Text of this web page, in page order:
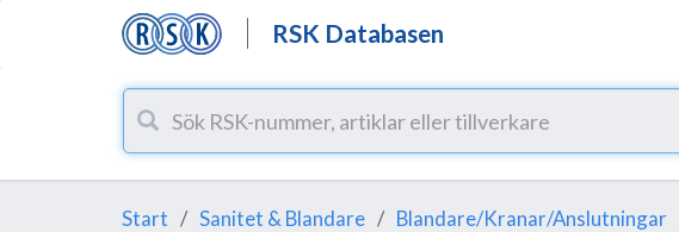
RSK Databasen
Start Sanitet & Blandare Blandare/Kranar/Anslutningar